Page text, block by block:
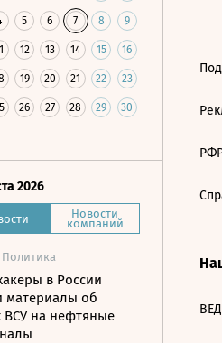
5 6 7 8 9
12 13 14 15 16
19 20 21 22 23
26 27 28 29 30
2026
Новости
компаний
в России
материалы об
ВСУ на нефтяные